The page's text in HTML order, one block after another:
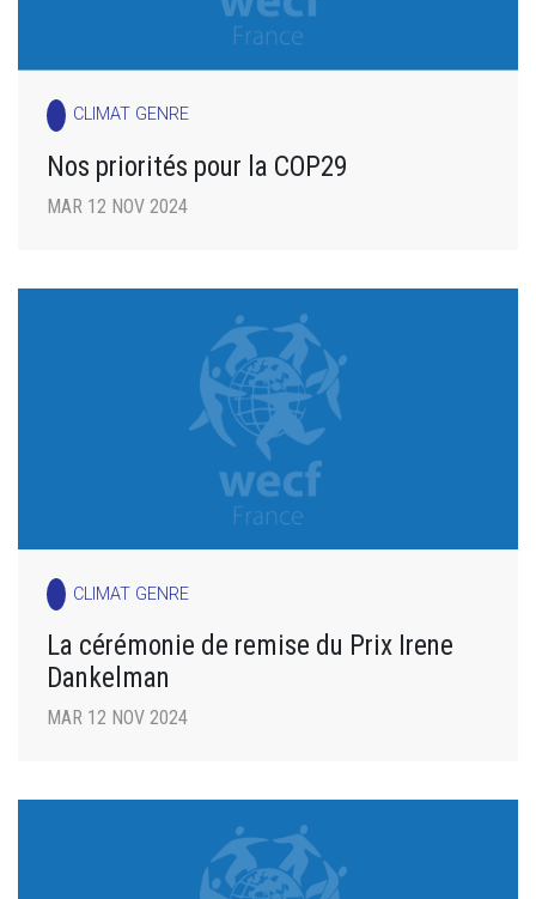
CLIMAT GENRE
Nos priorités pour la COP29
MAR 12 NOV 2024
CLIMAT GENRE
La cérémonie de remise du Prix Irene
Dankelman
MAR 12 NOV 2024